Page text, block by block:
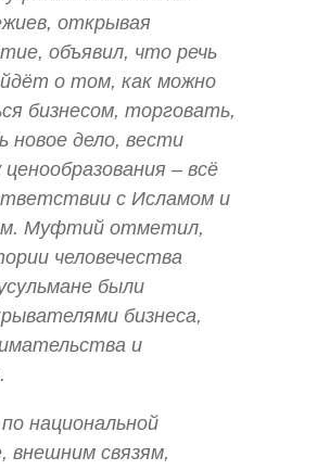
открывая
объявил, что речь
о том, как можно
бизнесом, торговать,
новое дело, вести
– всё
с Исламом и
Муфтий отметил,
человечества
были
бизнеса,
и
национальной
внешним связям,